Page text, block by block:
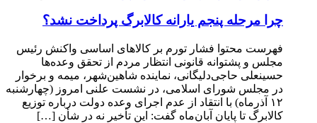
چرا مرحله پنجم یارانه کالابرگ پرداخت نشد؟
فهرست محتوا فشار تورم بر کالاهای اساسی واکنش رئیس
مجلس و پشتوانه قانونی انتظار مردم از تحقق وعده‌ها
حسینعلی حاجی‌دلیگانی، نماینده شاهین‌شهر، میمه و برخوار
در مجلس شورای اسلامی، در نشست علنی امروز (چهارشنبه
۱۲ آذرماه) با انتقاد از عدم اجرای وعده دولت درباره توزیع
کالابرگ تا پایان آبان‌ماه گفت: این تأخیر نه در شأن […]